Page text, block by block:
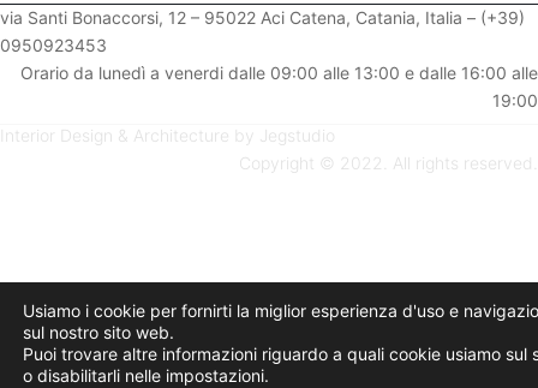
via Santi Bonaccorsi, 12 – 95022 Aci Catena, Catania, Italia – (+39)
0950923453
Orario da lunedì a venerdi dalle 09:00 alle 13:00 e dalle 16:00 alle
19:00
Interior Design & Architecture by Jegstudio
Copyright © 2022. All rights reserved.
Usiamo i cookie per fornirti la miglior esperienza d'uso e
sul nostro sito web.
Puoi trovare altre informazioni riguardo a quali cookie usiamo sul
o disabilitarli nelle impostazioni.